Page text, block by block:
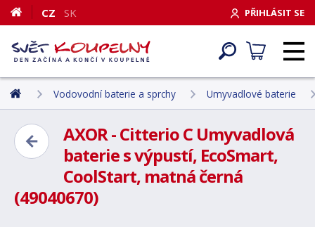
PŘIHLÁSIT SE
CZ SK
Vodovodní baterie a sprchy Umyvadlové baterie
AXOR - Citterio C Umyvadlová
baterie s výpustí, EcoSmart,
CoolStart, matná černá
(49040670)